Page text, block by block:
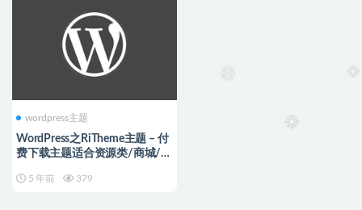
wordpress主题
WordPress之RiTheme主题 – 付
费下载主题适合资源类/商城/博
RiPro/RiPlus/Rimini/Rizhuti
5 年前 379